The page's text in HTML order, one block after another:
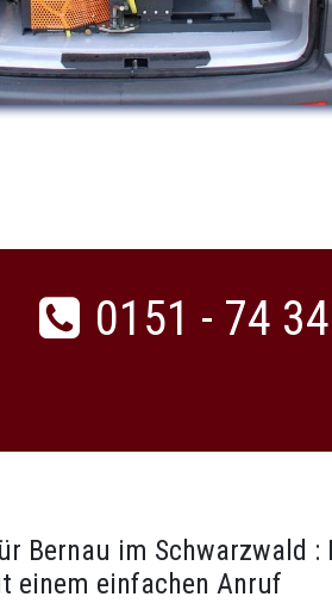
0151 - 74
Bernau im Schwarzwald :
einem einfachen Anruf